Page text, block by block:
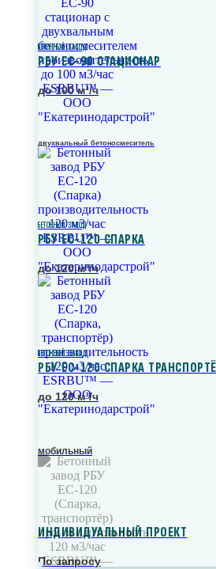
БЕТОННЫЙ ЗАВОД
РБУ ЕС-90 СТАЦИОНАР
до 100 м³/ч
двухвальный бетоносмеситель
БЕТОННЫЙ ЗАВОД
РБУ ЕС-120 СПАРКА
до 120 м³/ч
БЕТОННЫЙ ЗАВОД
РБУ ЕС-120 СПАРКА
до 120 м³/ч
мобильный
ИНДИВИДУАЛЬНЫЙ ПРОЕКТ
По запросу